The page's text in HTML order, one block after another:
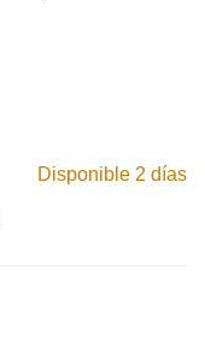
Disponible 2 días